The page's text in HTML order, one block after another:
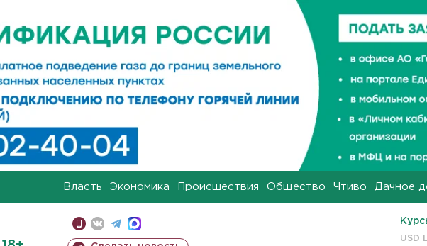
Власть Экономика Происшествия Общество Чтиво Дачное
USD